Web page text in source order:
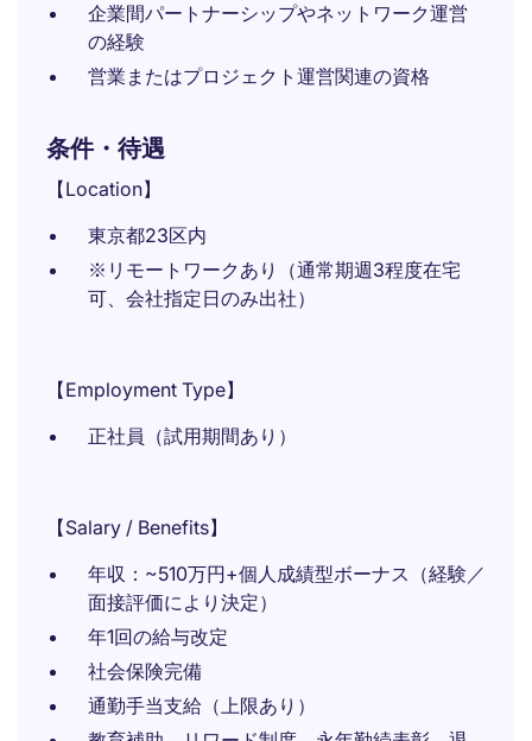
企業間パートナーシップやネットワーク運営
の経験
営業またはプロジェクト運営関連の資格
条件・待遇
【Location】
東京都23区内
※リモートワークあり（通常期週3程度在宅
可、会社指定日のみ出社）
【Employment Type】
正社員（試用期間あり）
【Salary / Benefits】
年収：~510万円+個人成績型ボーナス（経験／
面接評価により決定）
年1回の給与改定
社会保険完備
通勤手当支給（上限あり）